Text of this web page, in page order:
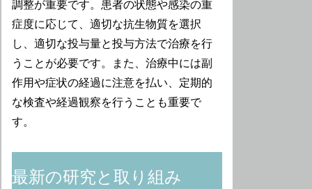
調整が重要です。患者の状態や感染の重
症度に応じて、適切な抗生物質を選択
し、適切な投与量と投与方法で治療を行
うことが必要です。また、治療中には副
作用や症状の経過に注意を払い、定期的
な検査や経過観察を行うことも重要で
す。
最新の研究と取り組み